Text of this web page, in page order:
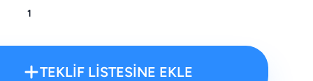
TEKLİF LİSTESİNE EKLE